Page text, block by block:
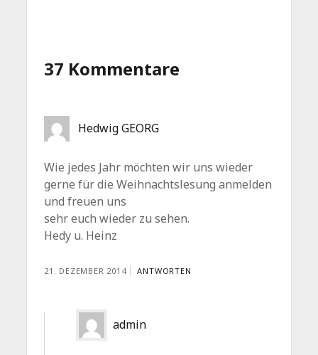
37 Kommentare
Hedwig GEORG
Wie jedes Jahr möchten wir uns wieder
gerne für die Weihnachtslesung anmelden
und freuen uns
sehr euch wieder zu sehen.
Hedy u. Heinz
21. DEZEMBER 2014 ANTWORTEN
admin